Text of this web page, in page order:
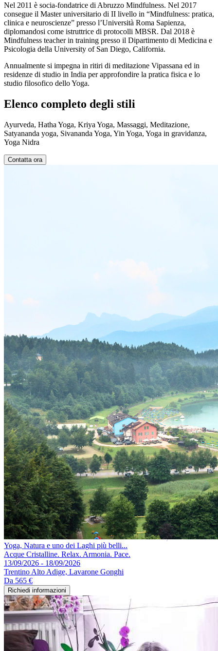
Nel 2011 è socia-fondatrice di Abruzzo Mindfulness. Nel 2017
consegue il Master universitario di II livello in “Mindfulness: pratica,
clinica e neuroscienze” presso l’Università Roma Sapienza,
diplomandosi come istruttrice di protocolli MBSR. Dal 2018 è
Mindfulness teacher in training presso il Dipartimento di Medicina e
Psicologia della University of San Diego, California.
Annualmente si impegna in ritiri di meditazione Vipassana ed in
residenze di studio in India per approfondire la pratica fisica e lo
studio filosofico dello Yoga.
Elenco completo degli stili
Ayurveda, Hatha Yoga, Kriya Yoga, Massaggi, Meditazione,
Satyananda yoga, Sivananda Yoga, Yin Yoga, Yoga in gravidanza,
Yoga Nidra
Contatta ora
Yoga, Natura e uno dei Laghi più belli...
Acque Cristalline. Relax. Armonia. Pace.
13/09/2026 - 18/09/2026
Trentino Alto Adige, Lavarone Gonghi
Da 565 €
Richiedi informazioni